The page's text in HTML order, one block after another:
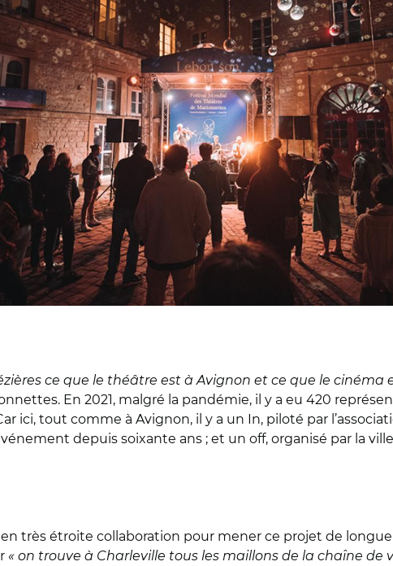
ce que le théâtre est à Avignon et ce que le cinéma
En 2021, malgré la pandémie, il y a eu 420
ici, tout comme à Avignon, il y a un In, piloté par
depuis soixante ans ; et un off, organisé par la
très étroite collaboration pour mener ce projet de
« on trouve à Charleville tous les maillons de la chaîne